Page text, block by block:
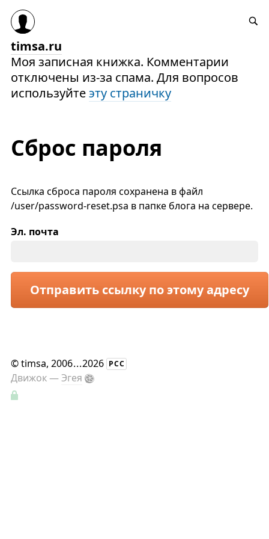
timsa.ru
Моя записная книжка. Комментарии
отключены из-за спама. Для вопросов
используйтеэту страничку
Сброс пароля
Ссылка сброса пароля сохранена в файл
/user/password-reset.psa в папке блога на сервере.
Эл. почта
Отправить ссылку по этому адресу
©timsa, 2006...2026 РСС
Движок —Эгея